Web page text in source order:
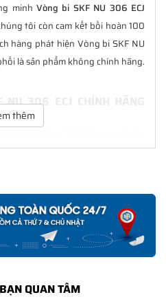
minhVòng bi SKF NU 306 ECJ
tôi còn cam kết bồi hoàn 100
hàng phát hiện Vòng bi SKF NU
là sản phẩm không chính hãng.
NU 306 ECJ CHÍNH HÃNG
và các dịch vụ hẫu mãi sau bán
BI SKF NU 306 ECJ CHÍNH
hãng doSKF Ngọc Anhphân
hãng theo đúng tiêu chuẩn bảo
thêm
QUAN TÂM